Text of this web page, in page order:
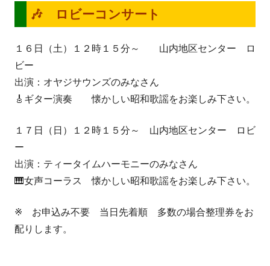
ウ
ィ
ド
で
開
き
す
🎶 ロビーコンサート
１６日（土）１２時１５分～ 山内地区センター ロ
ビー
出演：オヤジサウンズのみなさん
🎸ギター演奏 懐かしい昭和歌謡をお楽しみ下さい。
１７日（日）１２時１５分～ 山内地区センター ロビ
ー
出演：ティータイムハーモニーのみなさん
🎹女声コーラス 懐かしい昭和歌謡をお楽しみ下さい。
※ お申込み不要 当日先着順 多数の場合整理券をお
配りします。